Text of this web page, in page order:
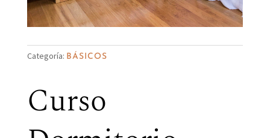
Categoría: BÁSICOS
Curso